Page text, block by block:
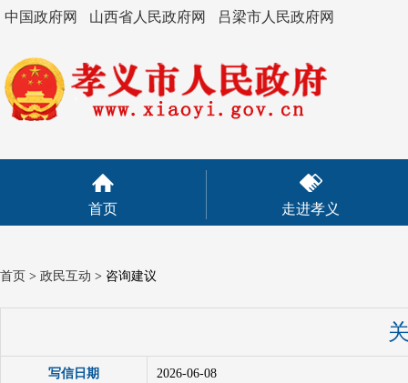
中国政府网 山西省人民政府网 吕梁市人民政府网
首页 走进孝义
首页 > 政民互动 > 咨询建议
写信日期 2026-06-08